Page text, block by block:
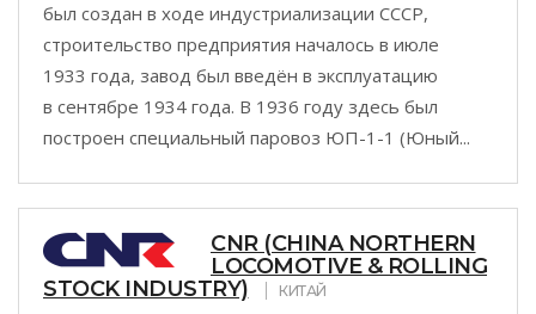
был создан в ходе индустриализации СССР,
строительство предприятия началось в июле
1933 года, завод был введён в эксплуатацию
в сентябре 1934 года. В 1936 году здесь был
построен специальный паровоз ЮП-1-1 (Юный...
CNR (CHINA NORTHERN
LOCOMOTIVE & ROLLING
STOCK INDUSTRY)
КИТАЙ